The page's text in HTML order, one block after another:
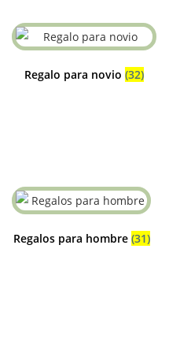
Regalo para novio (32)
Regalos para hombre (31)